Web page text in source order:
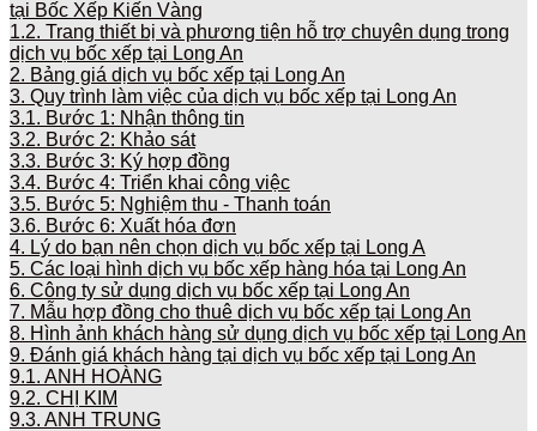
tại Bốc Xếp Kiến Vàng
1.2. Trang thiết bị và phương tiện hỗ trợ chuyên dụng trong
dịch vụ bốc xếp tại Long An
2. Bảng giá dịch vụ bốc xếp tại Long An
3. Quy trình làm việc của dịch vụ bốc xếp tại Long An
3.1. Bước 1: Nhận thông tin
3.2. Bước 2: Khảo sát
3.3. Bước 3: Ký hợp đồng
3.4. Bước 4: Triển khai công việc
3.5. Bước 5: Nghiệm thu - Thanh toán
3.6. Bước 6: Xuất hóa đơn
4. Lý do bạn nên chọn dịch vụ bốc xếp tại Long A
5. Các loại hình dịch vụ bốc xếp hàng hóa tại Long An
6. Công ty sử dụng dịch vụ bốc xếp tại Long An
7. Mẫu hợp đồng cho thuê dịch vụ bốc xếp tại Long An
8. Hình ảnh khách hàng sử dụng dịch vụ bốc xếp tại Long An
9. Đánh giá khách hàng tại dịch vụ bốc xếp tại Long An
9.1. ANH HOÀNG
9.2. CHỊ KIM
9.3. ANH TRUNG